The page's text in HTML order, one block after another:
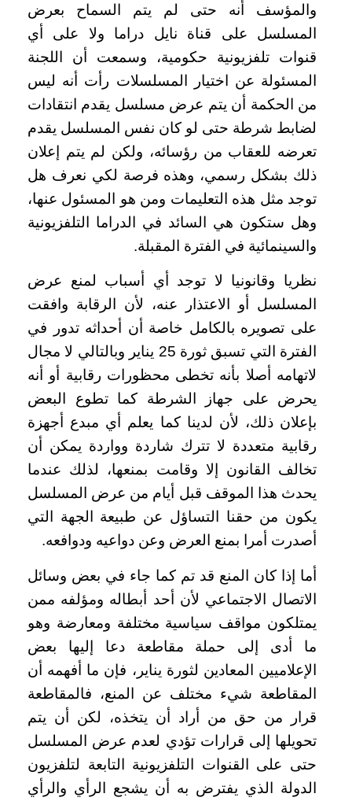
والمؤسف أنه حتى لم يتم السماح بعرض
المسلسل على قناة نايل دراما ولا على أي
قنوات تلفزيونية حكومية، وسمعت أن اللجنة
المسئولة عن اختيار المسلسلات رأت أنه ليس
من الحكمة أن يتم عرض مسلسل يقدم انتقادات
لضابط شرطة حتى لو كان نفس المسلسل يقدم
تعرضه للعقاب من رؤسائه، ولكن لم يتم إعلان
ذلك بشكل رسمي، وهذه فرصة لكي نعرف هل
توجد مثل هذه التعليمات ومن هو المسئول عنها،
وهل ستكون هي السائد في الدراما التلفزيونية
والسينمائية في الفترة المقبلة.
نظريا وقانونيا لا توجد أي أسباب لمنع عرض
المسلسل أو الاعتذار عنه، لأن الرقابة وافقت
على تصويره بالكامل خاصة أن أحداثه تدور في
الفترة التي تسبق ثورة 25 يناير وبالتالي لا مجال
لاتهامه أصلا بأنه تخطى محظورات رقابية أو أنه
يحرض على جهاز الشرطة كما تطوع البعض
بإعلان ذلك، لأن لدينا كما يعلم أي مبدع أجهزة
رقابية متعددة لا تترك شاردة وواردة يمكن أن
تخالف القانون إلا وقامت بمنعها، لذلك عندما
يحدث هذا الموقف قبل أيام من عرض المسلسل
يكون من حقنا التساؤل عن طبيعة الجهة التي
أصدرت أمرا بمنع العرض وعن دواعيه ودوافعه.
أما إذا كان المنع قد تم كما جاء في بعض وسائل
الاتصال الاجتماعي لأن أحد أبطاله ومؤلفه ممن
يمتلكون مواقف سياسية مختلفة ومعارضة وهو
ما أدى إلى حملة مقاطعة دعا إليها بعض
الإعلاميين المعادين لثورة يناير، فإن ما أفهمه أن
المقاطعة شيء مختلف عن المنع، فالمقاطعة
قرار من حق من أراد أن يتخذه، لكن أن يتم
تحويلها إلى قرارات تؤدي لعدم عرض المسلسل
حتى على القنوات التلفزيونية التابعة لتلفزيون
الدولة الذي يفترض به أن يشجع الرأي والرأي